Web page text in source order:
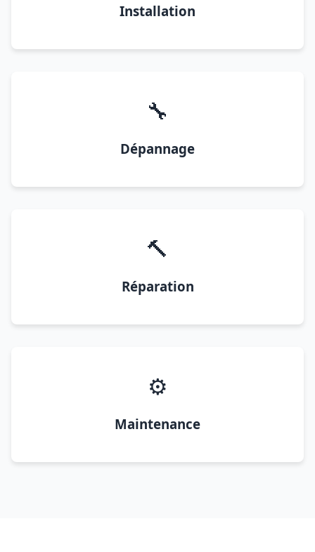
Installation
🔧
Dépannage
🔨
Réparation
⚙️
Maintenance